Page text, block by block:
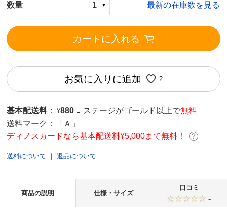
数量 1 最新の在庫数を見る
カートに入れる
お気に入りに追加 2
基本配送料 ： ¥880 → ステージがゴールド以上で無料
送料マーク：
「Ａ」
ディノスカードなら基本配送料¥5,000まで無料！
送料について ｜返品について
商品の説明 仕様・サイズ
口コミ
-